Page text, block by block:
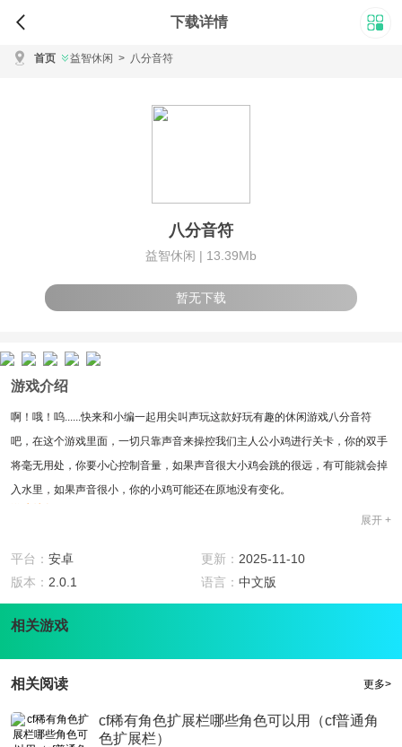
下载详情
首页 益智休闲 > 八分音符
八分音符
益智休闲 | 13.39Mb
暂无下载
游戏介绍
啊！哦！呜......快来和小编一起用尖叫声玩这款好玩有趣的休闲游戏八分音符
吧，在这个游戏里面，一切只靠声音来操控我们主人公小鸡进行关卡，你的双手
将毫无用处，你要小心控制音量，如果声音很大小鸡会跳的很远，有可能就会掉
入水里，如果声音很小，你的小鸡可能还在原地没有变化。
1.游戏玩法很新颖，给玩家一种新奇的游戏体验：玩家在游戏里面只要发出声音
就能让小鸡行动。
2.有着众多的关卡等着玩家来挑战，每一个关卡游戏场景都不一样，都有着自己
的特点。
3.游戏覆盖面广泛，直到现在，已经有着十几个国家的在玩这个游戏，可能你在
4.不占内存，玩家在下载的时候不用担心会将手机搞卡顿，它仅仅只需要你十几
游戏点评
这款游戏小编诚心推荐，在画面上非常的简约，玩家进入游戏不需要花费很多时
展开 +
平台： 安卓 更新： 2025-11-10
版本： 2.0.1 语言： 中文版
相关游戏
相关阅读 更多>
cf稀有角色扩展栏哪些角色可以用（cf普通角
色扩展栏）